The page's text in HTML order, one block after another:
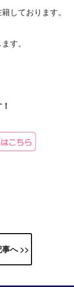
しております。
す。
へ >>